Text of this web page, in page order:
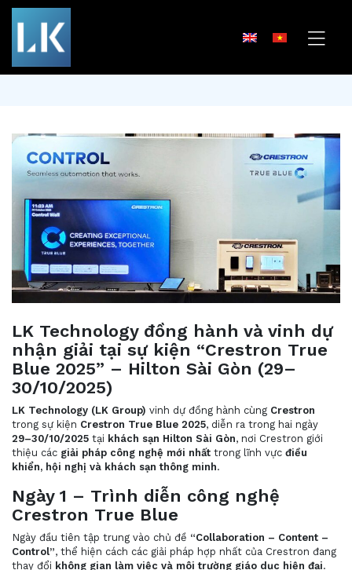
LK Technology đồng hành và vinh dự
nhận giải tại sự kiện “Crestron True
Blue 2025” – Hilton Sài Gòn (29–
30/10/2025)
LK Technology (LK Group) vinh dự đồng hành cùng Crestron
trong sự kiện Crestron True Blue 2025, diễn ra trong hai ngày
29–30/10/2025 tại khách sạn Hilton Sài Gòn, nơi Crestron giới
thiệu các giải pháp công nghệ mới nhất trong lĩnh vực điều
khiển, hội nghị và khách sạn thông minh.
Ngày 1 – Trình diễn công nghệ
Crestron True Blue
Ngày đầu tiên tập trung vào chủ đề “Collaboration – Content –
Control”, thể hiện cách các giải pháp hợp nhất của Crestron đang
thay đổi không gian làm việc và môi trường giáo dục hiện đại.